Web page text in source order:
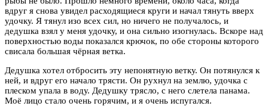
вдруг я снова увидел расходящиеся круги и начал тянуть вверх
удочку. Я тянул изо всех сил, но ничего не получалось, и
дедушка взял у меня удочку, и она сильно изогнулась. Вскоре над
поверхностью воды показался крючок, по обе стороны которого
свисала большая чёрная ветка.
Дедушка хотел отбросить эту непонятную ветку. Он потянулся к
ней, и вдруг его начало трясти. Он рухнул на землю, удочка с
плеском упала в воду. Дедушку трясло, с него слетела панама.
Моё лицо стало очень горячим, и я очень испугался.